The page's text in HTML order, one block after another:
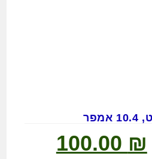
100.00 ₪